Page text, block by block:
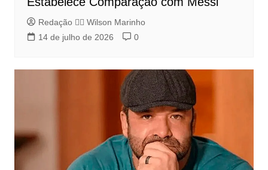
Redação 👨‍⚖️​ Wilson Marinho
14 de julho de 2026
0